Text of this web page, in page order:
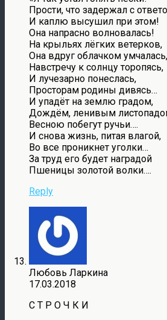
Прости, что задержал с
И каплю высушил при этом!
Она напрасно волновалась!
На крыльях лёгких ветерков,
Она вдруг облачком умчалась,
Навстречу к солнцу торопясь,
И лучезарно понеслась,
Просторам родины дивясь…
И упадёт на землю градом,
Дождём, ленивым
Весною побегут ручьи….
И снова жизнь, питая влагой,
Во все проникнет уголки…
За труд его будет наградой
Пшеницы золотой волки….
Reply
Любовь Ларкина
17.03.2018
С Т Р О Ч К И